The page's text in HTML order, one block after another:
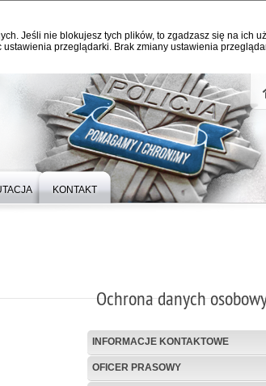
Jeśli nie blokujesz tych plików, to zgadzasz się na ich
przeglądarki. Brak zmiany ustawienia
KONTAKT
Ochrona danych
INFORMACJE KONTAKTOWE
OFICER PRASOWY